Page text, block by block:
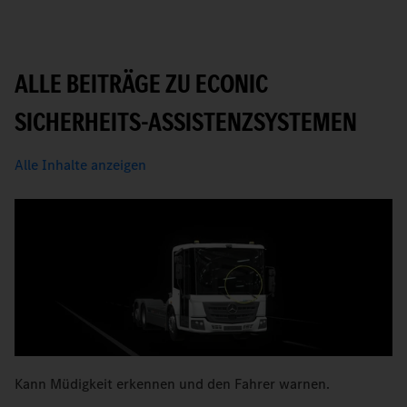
ALLE BEITRÄGE ZU ECONIC
SICHERHEITS-ASSISTENZSYSTEMEN
Alle Inhalte anzeigen
Kann Müdigkeit erkennen und den Fahrer warnen.